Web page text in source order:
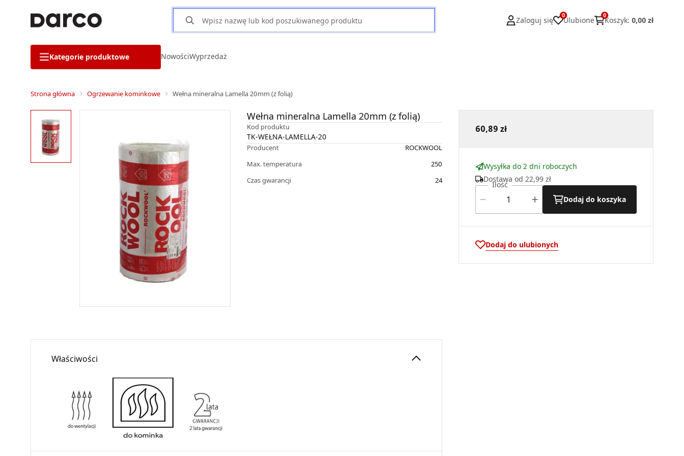
Zaloguj się
0
Ulubione
0
Koszyk: 0,00 zł
Kategorie produktowe NowościWyprzedaż
Strona główna Ogrzewanie kominkowe Wełna mineralna Lamella 20mm (z folią)
Wełna mineralna Lamella 20mm (z folią)
Kod produktu
TK-WEŁNA-LAMELLA-20
Producent
ROCKWOOL
Max. temperatura
250
Czas gwarancji
24
60,89 zł
Wysyłka do 2 dni roboczych
Dostawa od 22,99 zł
Ilość
Dodaj do koszyka
Dodaj do ulubionych
Właściwości